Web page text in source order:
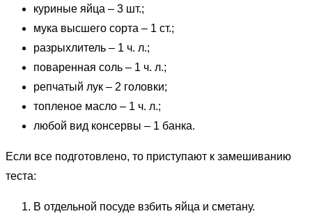
куриные яйца – 3 шт.;
мука высшего сорта – 1 ст.;
разрыхлитель – 1 ч. л.;
поваренная соль – 1 ч. л.;
репчатый лук – 2 головки;
топленое масло – 1 ч. л.;
любой вид консервы – 1 банка.
Если все подготовлено, то приступают к замешиванию
теста:
В отдельной посуде взбить яйца и сметану.